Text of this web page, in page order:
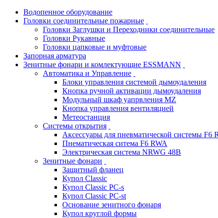
Водопенное оборудование
Головки соединительные пожарные
Головки Заглушки и Переходники соединительные
Головки Рукавные
Головки цапковые и муфтовые
Запорная арматура
Зенитные фонари и комлектующие ESSMANN
Автоматика и Управление
Блоки управления системой дымоудаления
Кнопка ручной активации дымоудаления
Модульный шкаф уапрвления MZ
Кнопка управления вентиляцией
Метеостанция
Системы открытия
Аксессуары для пневматической системы F6
Пнематическая ситема F6 RWA
Электрическая система NRWG 48В
Зенитные фонари
Защитный фланец
Купол Classic
Купол Classic PC-s
Купол Classic PC-st
Основание зенитного фонаря
Купол круглой формы